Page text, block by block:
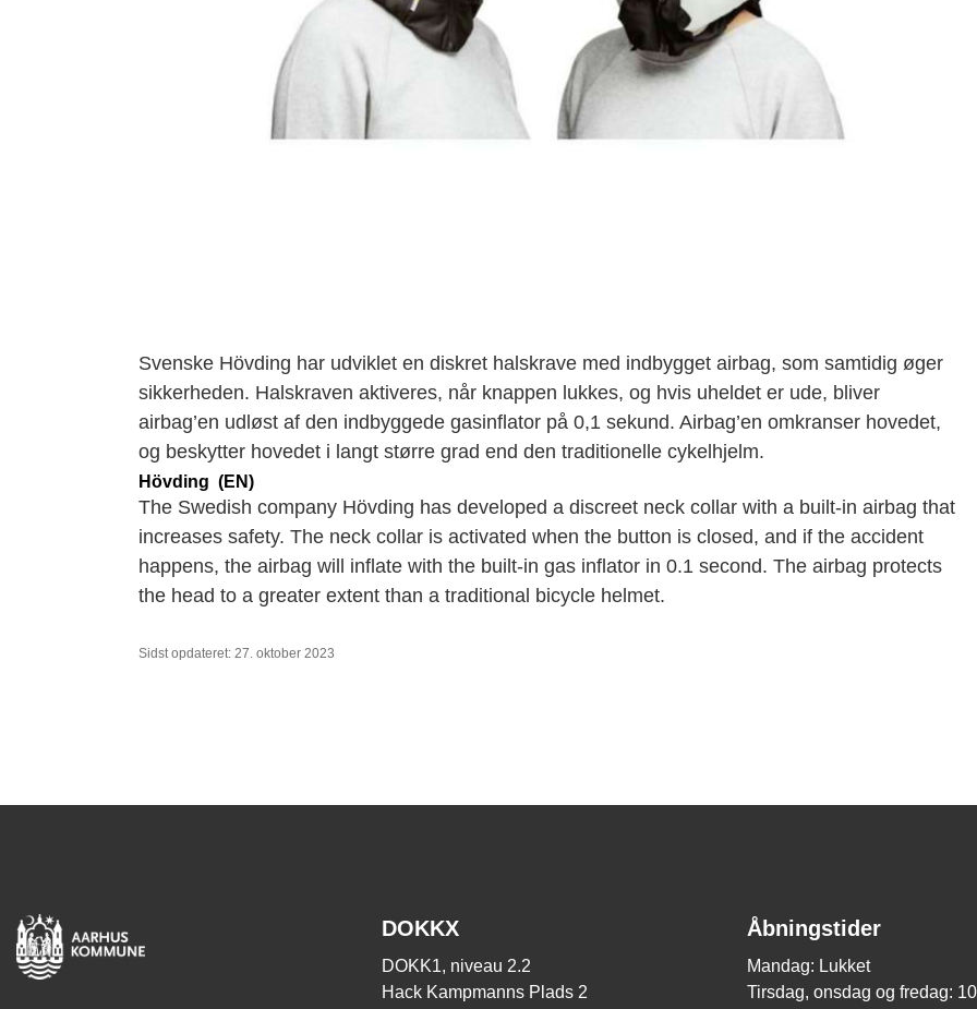
Svenske Hövding har udviklet en diskret halskrave med indbygget airbag, som samtidig øger
sikkerheden. Halskraven aktiveres, når knappen lukkes, og hvis uheldet er ude, bliver
airbag’en udløst af den indbyggede gasinflator på 0,1 sekund. Airbag’en omkranser hovedet,
og beskytter hovedet i langt større grad end den traditionelle cykelhjelm.
Hövding (EN)
The Swedish company Hövding has developed a discreet neck collar with a built-in airbag that
increases safety. The neck collar is activated when the button is closed, and if the accident
happens, the airbag will inflate with the built-in gas inflator in 0.1 second. The airbag protects
the head to a greater extent than a traditional bicycle helmet.
Sidst opdateret: 27. oktober 2023
DOKKX
DOKK1, niveau 2.2
Hack Kampmanns Plads 2
Åbningstider
Mandag: Lukket
Tirsdag, onsdag og fredag: